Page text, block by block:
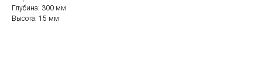
Глубина: 300 мм
Высота: 15 мм